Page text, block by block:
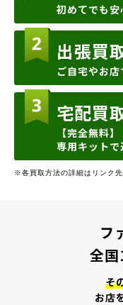
初めてでも安
出張買
ご自宅やお店
宅配買
【完全無料】
専用キットで
※各買取方法の詳細はリンク先
フ
全国
そ
お店